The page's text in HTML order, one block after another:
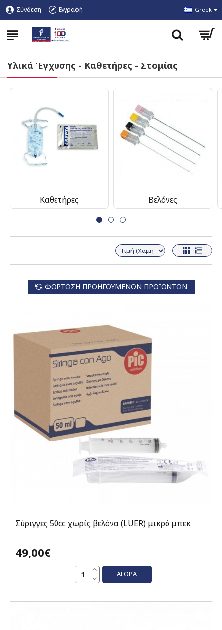
Σύνδεση Εγγραφή Greek
Υλικά Έγχυσης - Καθετήρες - Στομίας
Καθετήρες Βελόνες
ΦΌΡΤΩΣΗ ΠΡΟΗΓΟΎΜΕΝΩΝ ΠΡΟΪΌΝΤΩΝ
Σύριγγες 50cc χωρίς βελόνα (LUER) μικρό μπεκ
49,00€
ΑΓΟΡΆ